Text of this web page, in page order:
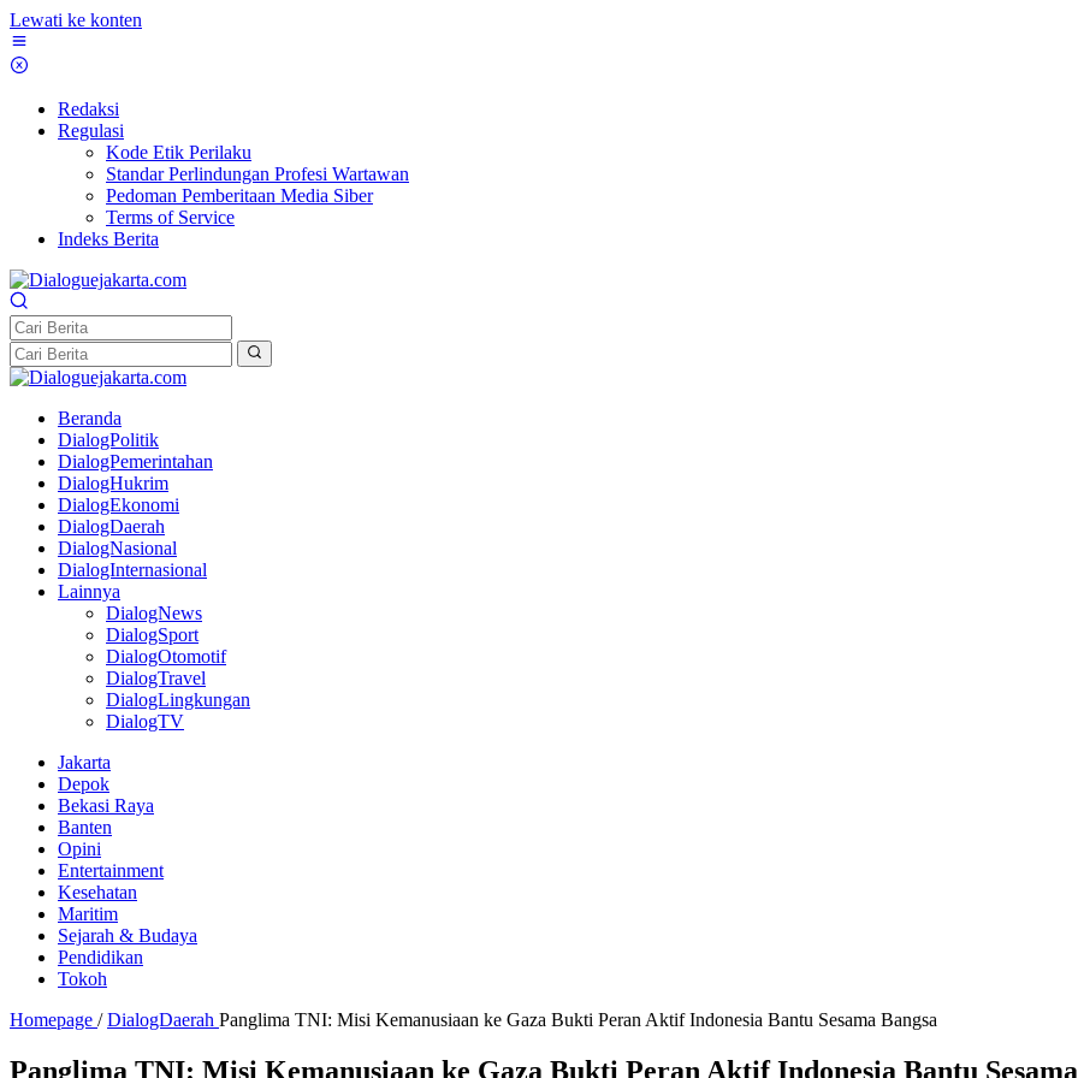
Lewati ke konten
Redaksi
Regulasi
Kode Etik Perilaku
Standar Perlindungan Profesi Wartawan
Pedoman Pemberitaan Media Siber
Terms of Service
Indeks Berita
Beranda
DialogPolitik
DialogPemerintahan
DialogHukrim
DialogEkonomi
DialogDaerah
DialogNasional
DialogInternasional
Lainnya
DialogNews
DialogSport
DialogOtomotif
DialogTravel
DialogLingkungan
DialogTV
Jakarta
Depok
Bekasi Raya
Banten
Opini
Entertainment
Kesehatan
Maritim
Sejarah & Budaya
Pendidikan
Tokoh
Homepage / DialogDaerah Panglima TNI: Misi Kemanusiaan ke Gaza Bukti Peran Aktif Indonesia Bantu Sesama Bangsa
Panglima TNI: Misi Kemanusiaan ke Gaza Bukti Peran Aktif Indonesia Bantu